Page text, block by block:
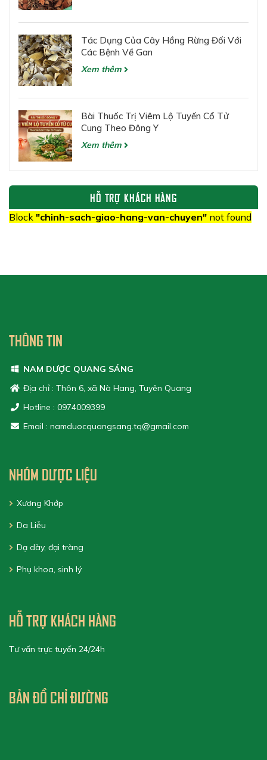
Tác Dụng Của Cây Hồng Rừng Đối Với
Các Bệnh Về Gan
Xem thêm
Bài Thuốc Trị Viêm Lộ Tuyến Cổ Tử
Cung Theo Đông Y
Xem thêm
HỖ TRỢ KHÁCH HÀNG
Block "chinh-sach-giao-hang-van-chuyen" not found
THÔNG TIN
NAM DƯỢC QUANG SÁNG
Địa chỉ : Thôn 6, xã Nà Hang, Tuyên Quang
Hotline : 0974009399
Email : namduocquangsang.tq@gmail.com
NHÓM DƯỢC LIỆU
Xương Khớp
Da Liễu
Dạ dày, đại tràng
Phụ khoa, sinh lý
HỖ TRỢ KHÁCH HÀNG
Tư vấn trực tuyến 24/24h
BẢN ĐỒ CHỈ ĐƯỜNG